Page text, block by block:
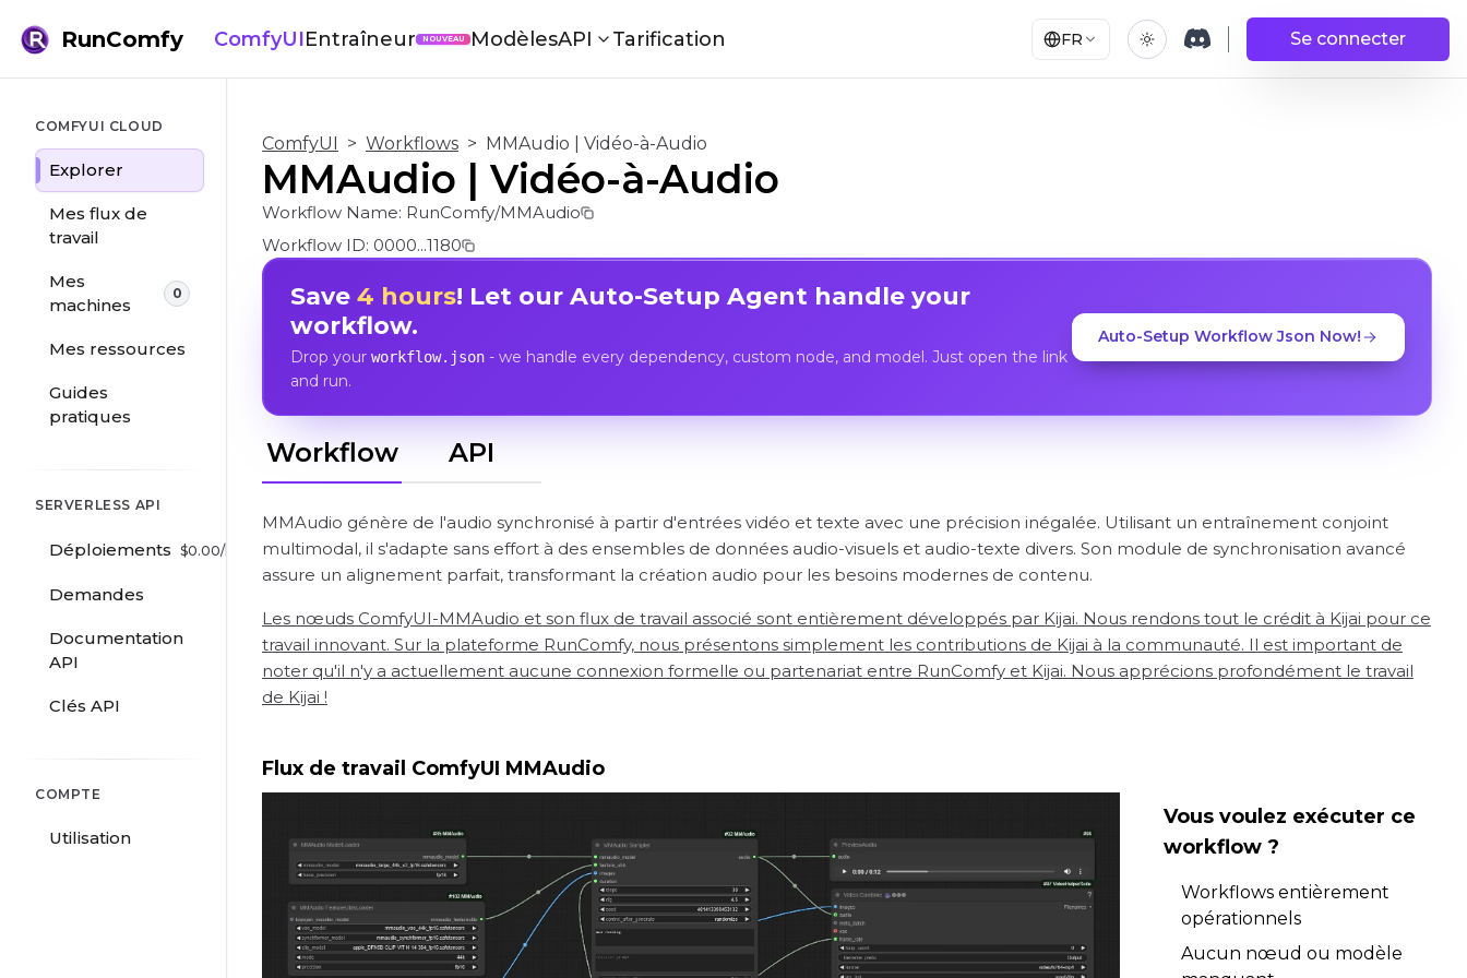
RunComfy ComfyUIEntraîneur NOUVEAU ModèlesAPI Tarification FR Se connecter
COMFYUI CLOUD
Explorer
Mes flux de
travail
Mes
machines
0
Mes ressources
Guides
pratiques
SERVERLESS API
Déploiements $0.00/hr
Demandes
Documentation
API
Clés API
COMPTE
Utilisation
ComfyUI > Workflows > MMAudio | Vidéo-à-Audio
MMAudio | Vidéo-à-Audio
Workflow Name: RunComfy/MMAudio
Workflow ID: 0000...1180
Save 4 hours! Let our Auto-Setup Agent handle your
workflow.
Drop your workflow.json- we handle every dependency, custom node, and model. Just open the link
and run.
Auto-Setup Workflow Json Now!
Workflow API
MMAudio génère de l'audio synchronisé à partir d'entrées vidéo et texte avec une précision inégalée. Utilisant un entraînement conjoint
multimodal, il s'adapte sans effort à des ensembles de données audio-visuels et audio-texte divers. Son module de synchronisation avancé
assure un alignement parfait, transformant la création audio pour les besoins modernes de contenu.
Les nœuds ComfyUI-MMAudio et son flux de travail associé sont entièrement développés par Kijai. Nous rendons tout le crédit à Kijai pour ce
travail innovant. Sur la plateforme RunComfy, nous présentons simplement les contributions de Kijai à la communauté. Il est important de
noter qu'il n'y a actuellement aucune connexion formelle ou partenariat entre RunComfy et Kijai. Nous apprécions profondément le travail
de Kijai !
Flux de travail ComfyUI MMAudio
Vous voulez exécuter ce
workflow ?
Workflows entièrement
opérationnels
Aucun nœud ou modèle